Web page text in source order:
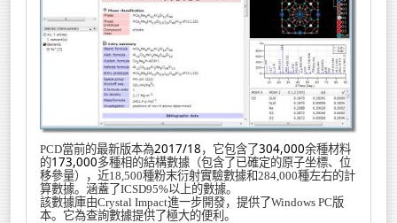
PCD當前的最新版本為2017/18 ，它包含了304,000余種材料
的173,000多種相的結構數據（包含了已確定的原子坐標、位
移參量），近18,500種粉末衍射實驗數據和284,000種左右的計
算數據。涵蓋了ICSD95%以上的數據。
該數據庫由Crystal Impact進一步開發，提供了Windows PC版
本。它為查詢數據提供了極大的便利。